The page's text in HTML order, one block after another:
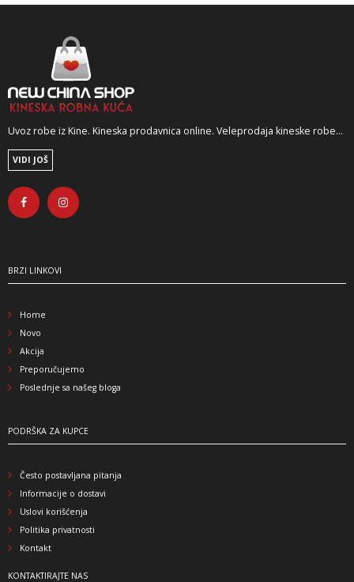
Uvoz robe iz Kine. Kineska prodavnica online. Veleprodaja kineske robe...
VIDI JOŠ
BRZI LINKOVI
Home
Novo
Akcija
Preporučujemo
Poslednje sa našeg bloga
PODRŠKA ZA KUPCE
Često postavljana pitanja
Informacije o dostavi
Uslovi korišćenja
Politika privatnosti
Kontakt
KONTAKTIRAJTE NAS